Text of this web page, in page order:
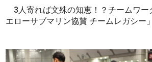
3人寄れば文殊の知恵！？チームワー
エローサブマリン協賛 チームレガシー